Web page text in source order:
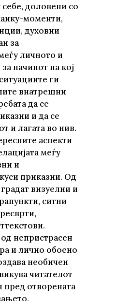
доловени со
моменти,
духовни
за
личното и
начинот на кој
ги
внатрешни
да се
и да се
и лагата во нив.
аспекти
меѓу
и
приказни. Од
визуелни и
ситни
непристрасен
и лично обоено
необичен
читателот
пред отворената